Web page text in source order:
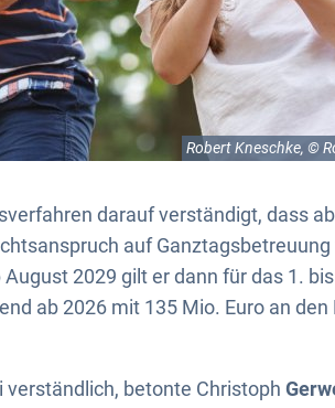
Robert Kneschke, ©
darauf verständigt, dass
auf
2029 gilt er dann für das 1.
ab 2026 mit 135 Mio. Euro an
verständlich, betonte Christoph